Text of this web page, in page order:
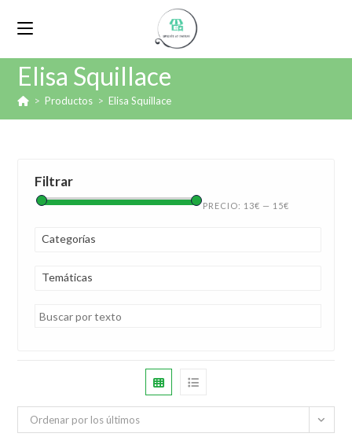
Elisa Squillace
> Productos > Elisa Squillace
Filtrar
PRECIO: 13€ — 15€
Categorías
Temáticas
Ordenar por los últimos